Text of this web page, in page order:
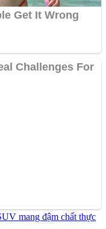
mang đậm chất thực